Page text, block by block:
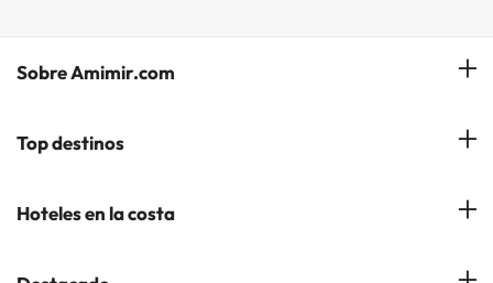
Sobre Amimir.com
¿Quiénes somos?
Gestionar mi reserva
Top destinos
Hoteles en Salou
Hoteles en la costa
Hoteles en la Costa Azahar